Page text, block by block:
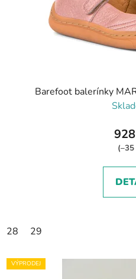
Barefoot balerínky
28 29
VÝPRODEJ